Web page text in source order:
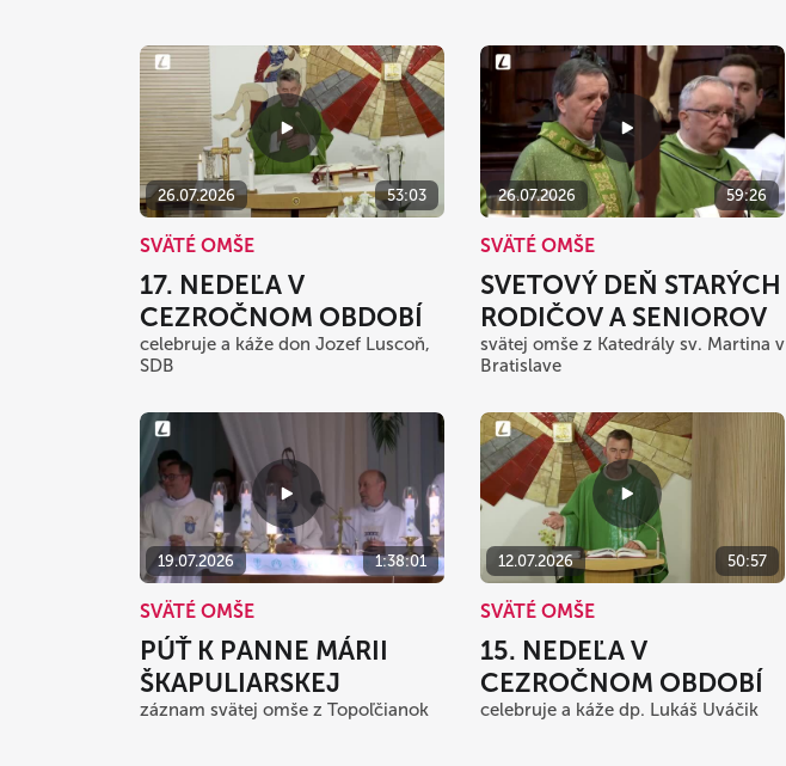
26.07.2026 53:03
SVÄTÉ OMŠE
17. NEDEĽA V
CEZROČNOM OBDOBÍ
celebruje a káže don Jozef Luscoň,
SDB
26.07.2026 59:26
SVÄTÉ OMŠE
SVETOVÝ DEŇ STARÝCH
RODIČOV A SENIOROV
svätej omše z Katedrály sv. Martina v
Bratislave
19.07.2026 1:38:01
SVÄTÉ OMŠE
PÚŤ K PANNE MÁRII
ŠKAPULIARSKEJ
záznam svätej omše z Topoľčianok
12.07.2026 50:57
SVÄTÉ OMŠE
15. NEDEĽA V
CEZROČNOM OBDOBÍ
celebruje a káže dp. Lukáš Uváčik